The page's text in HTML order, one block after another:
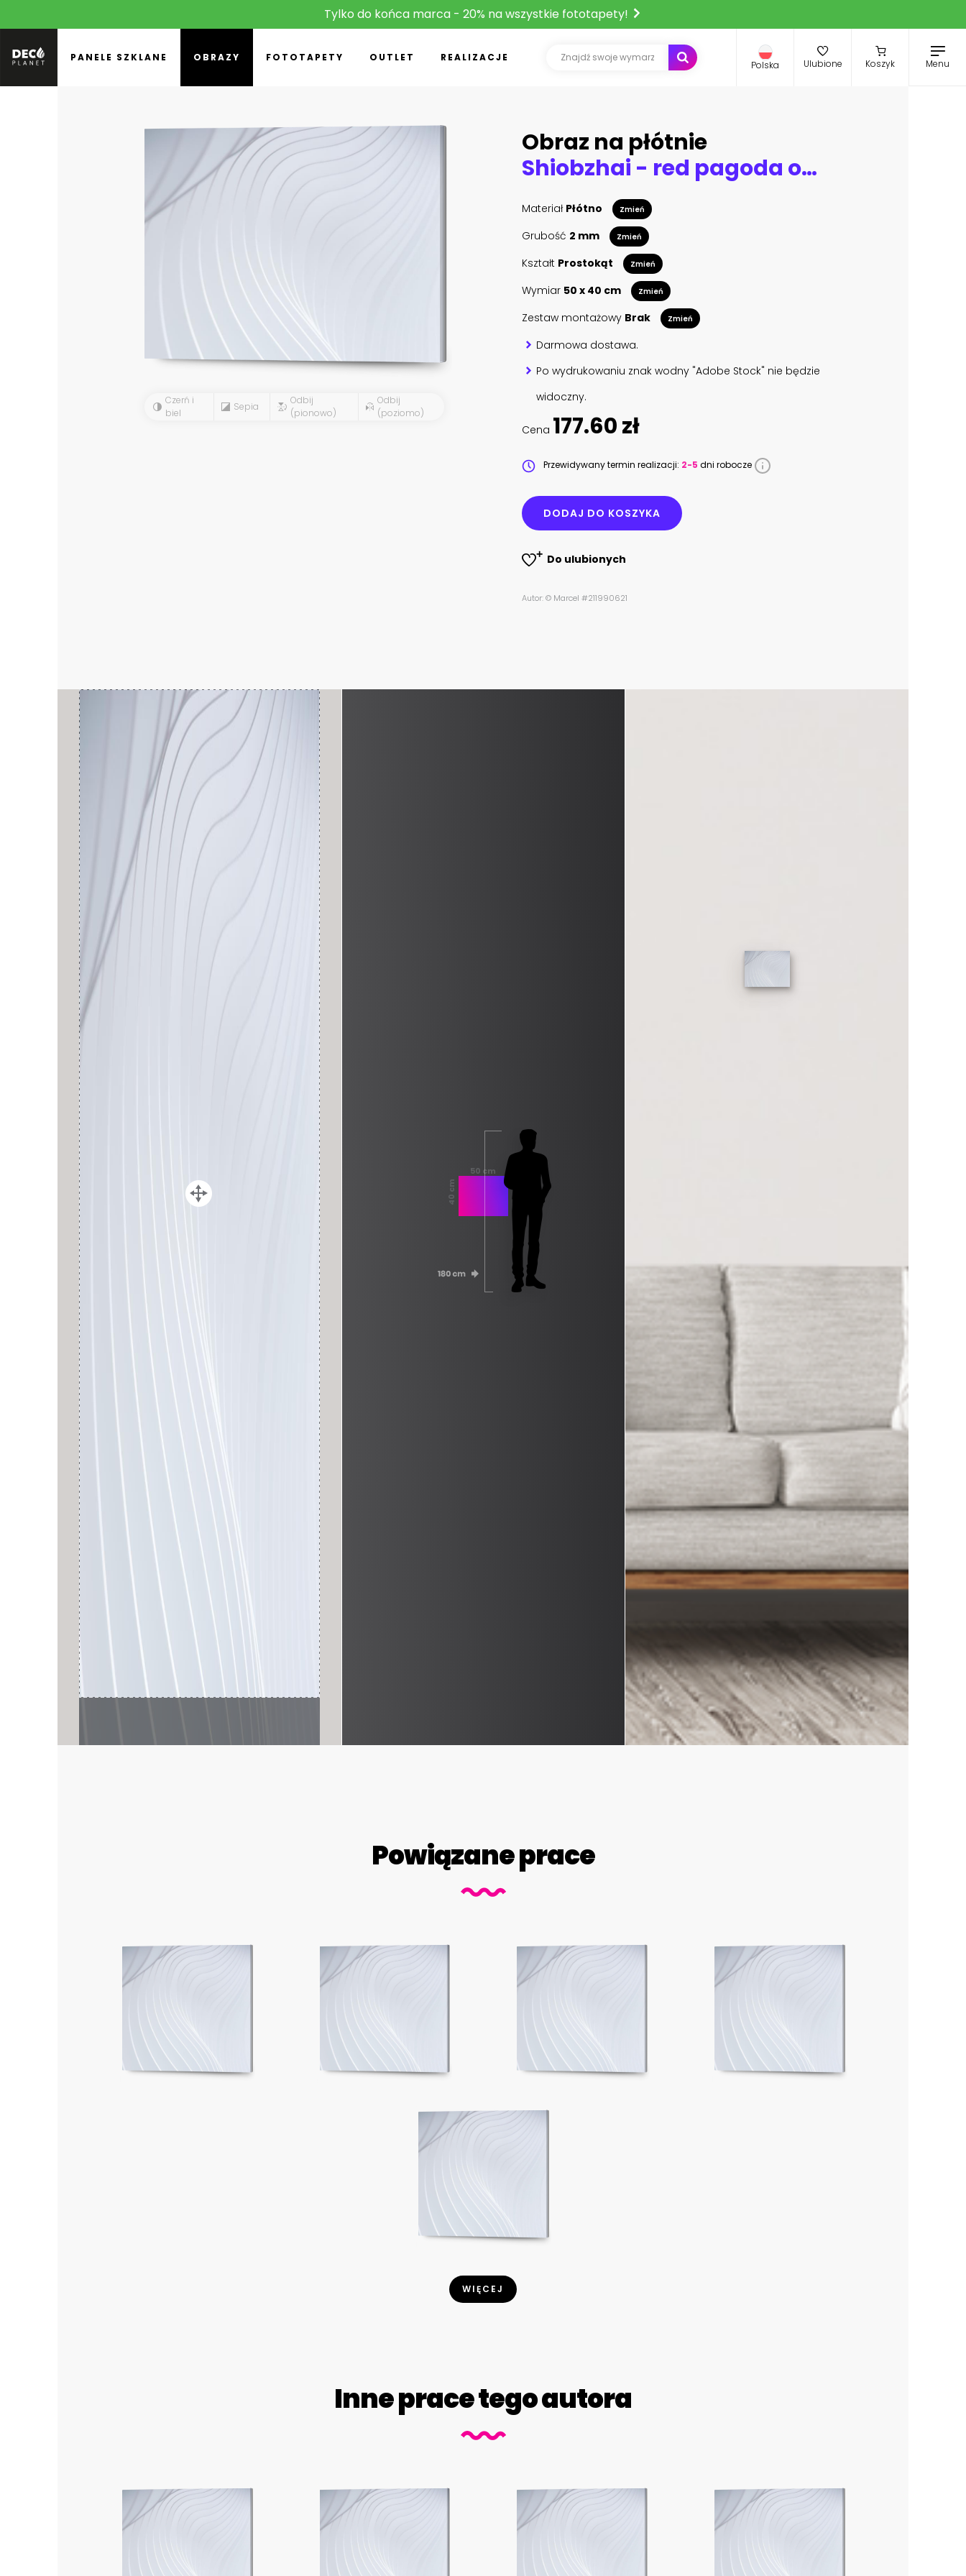
Tylko do końca marca - 20% na wszystkie fototapety!
PANELE SZKLANE OBRAZY FOTOTAPETY OUTLET REALIZACJE
Polska Ulubione Koszyk Menu
Czerń i
biel
Sepia
Odbij
(pionowo)
Odbij
(poziomo)
Obraz na płótnie
Shiobzhai - red pagoda on Fengdu Ghost Island, China
Materiał Płótno Zmień
Grubość 2 mm Zmień
Kształt Prostokąt Zmień
Wymiar 50 x 40 cm Zmień
Zestaw montażowy Brak Zmień
Darmowa dostawa.
Po wydrukowaniu znak wodny "Adobe Stock" nie będzie
widoczny.
Cena 177.60 zł
Przewidywany termin realizacji: 2-5 dni robocze
DODAJ DO KOSZYKA
Do ulubionych
Autor: © Marcel #211990621
50 cm
40 cm
Powiązane prace
WIĘCEJ
Inne prace tego autora